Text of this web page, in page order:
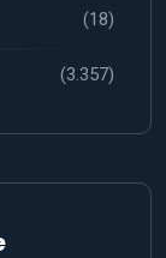
(18)
(3.357)